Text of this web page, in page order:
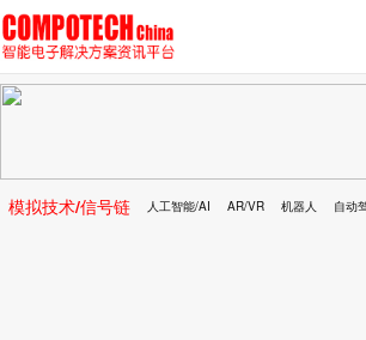
模拟技术/信号链 人工智能/AI AR/VR 机器人 自动